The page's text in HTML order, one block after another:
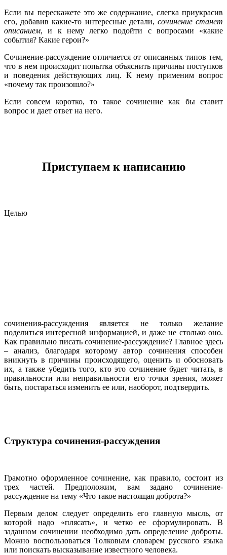
Если вы перескажете это же содержание, слегка приукрасив
его, добавив какие-то интересные детали, сочинение станет
описанием, и к нему легко подойти с вопросами «какие
события? Какие герои?»
Сочинение-рассуждение отличается от описанных типов тем,
что в нем происходит попытка объяснить причины поступков
и поведения действующих лиц. К нему применим вопрос
«почему так произошло?»
Если совсем коротко, то такое сочинение как бы ставит
вопрос и дает ответ на него.
Приступаем к написанию
Целью
сочинения-рассуждения является не только желание
поделиться интересной информацией, и даже не столько оно.
Как правильно писать сочинение-рассуждение? Главное здесь
– анализ, благодаря которому автор сочинения способен
вникнуть в причины происходящего, оценить и обосновать
их, а также убедить того, кто это сочинение будет читать, в
правильности или неправильности его точки зрения, может
быть, постараться изменить ее или, наоборот, подтвердить.
Структура сочинения-рассуждения
Грамотно оформленное сочинение, как правило, состоит из
трех частей. Предположим, вам задано сочинение-
рассуждение на тему «Что такое настоящая доброта?»
Первым делом следует определить его главную мысль, от
которой надо «плясать», и четко ее сформулировать. В
заданном сочинении необходимо дать определение доброты.
Можно воспользоваться Толковым словарем русского языка
или поискать высказывание известного человека.